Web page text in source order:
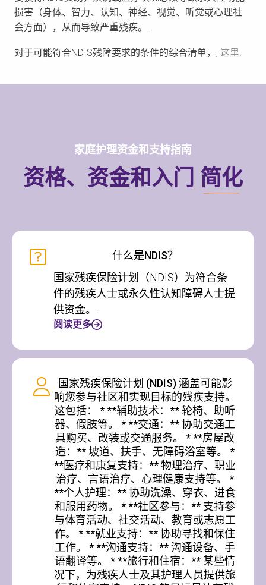
损害（身体、智力、认知、神经、视觉、听觉或心理社
会方面），从而导致严重残疾。.
对于可能符合NDIS残障要求的条件的综合清单，, 这里
家庭护理资金和支持指南
资格、资金和入门 简化
什么是NDIS？
国家残疾保险计划（NDIS）为符合条
件的残疾人士或永久性认知障碍人士提
供资金。.
阅读更多
国家残疾保险计划 (NDIS) 涵盖可能影
响您参与社区和实现目标的残疾支持。
这包括： * **辅助技术：** 轮椅、助听
器、假肢等。 * **交通：** 协助交通工
具购买、改装或交通服务。 * **房屋改
造：** 坡道、扶手、无障碍浴室等。 *
**医疗和康复支持：** 物理治疗、职业
治疗、言语治疗、心理健康支持等。 *
**个人护理：** 协助洗澡、穿衣、进食
和服用药物。 * **社区参与：** 支持参
与体育活动、社交活动、教育或志愿工
作。 * **就业支持：** 协助寻找和保住
工作。 * **沟通支持：** 沟通设备、手
语翻译等。 * **旅行和住宿：** 某些情
况下，为残疾人士及其护理人员提供旅